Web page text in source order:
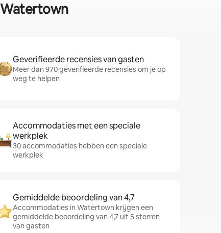
Geverifieerde recensies van gasten
Meer dan 970 geverifieerde recensies om je op
weg te helpen
Accommodaties met een speciale
werkplek
30 accommodaties hebben een speciale
werkplek
Gemiddelde beoordeling van 4,7
Accommodaties in Watertown krijgen een
gemiddelde beoordeling van 4,7 uit 5 sterren
van gasten